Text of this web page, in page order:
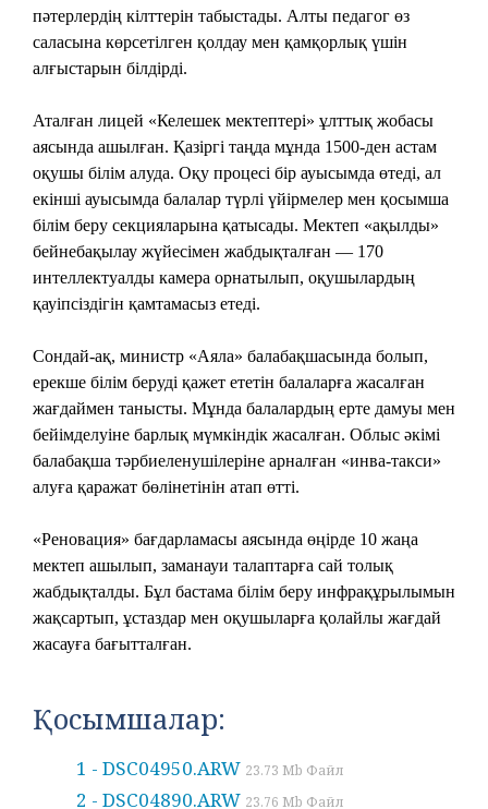
пәтерлердің кілттерін табыстады. Алты педагог өз
саласына көрсетілген қолдау мен қамқорлық үшін
алғыстарын білдірді.
Аталған лицей «Келешек мектептері» ұлттық жобасы
аясында ашылған. Қазіргі таңда мұнда 1500-ден астам
оқушы білім алуда. Оқу процесі бір ауысымда өтеді, ал
екінші ауысымда балалар түрлі үйірмелер мен қосымша
білім беру секцияларына қатысады. Мектеп «ақылды»
бейнебақылау жүйесімен жабдықталған — 170
интеллектуалды камера орнатылып, оқушылардың
қауіпсіздігін қамтамасыз етеді.
Сондай-ақ, министр «Аяла» балабақшасында болып,
ерекше білім беруді қажет ететін балаларға жасалған
жағдаймен танысты. Мұнда балалардың ерте дамуы мен
бейімделуіне барлық мүмкіндік жасалған. Облыс әкімі
балабақша тәрбиеленушілеріне арналған «инва-такси»
алуға қаражат бөлінетінін атап өтті.
«Реновация» бағдарламасы аясында өңірде 10 жаңа
мектеп ашылып, заманауи талаптарға сай толық
жабдықталды. Бұл бастама білім беру инфрақұрылымын
жақсартып, ұстаздар мен оқушыларға қолайлы жағдай
жасауға бағытталған.
Қосымшалар:
1 - DSC04950.ARW 23.73 Mb Файл
2 - DSC04890.ARW 23.76 Mb Файл